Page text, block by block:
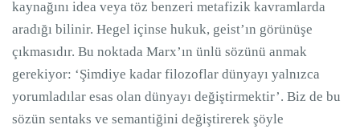
kaynağını idea veya töz benzeri metafizik kavramlarda
aradığı bilinir. Hegel içinse hukuk, geist’ın görünüşe
çıkmasıdır. Bu noktada Marx’ın ünlü sözünü anmak
gerekiyor: ‘Şimdiye kadar filozoflar dünyayı yalnızca
yorumladılar esas olan dünyayı değiştirmektir’. Biz de bu
sözün sentaks ve semantiğini değiştirerek şöyle